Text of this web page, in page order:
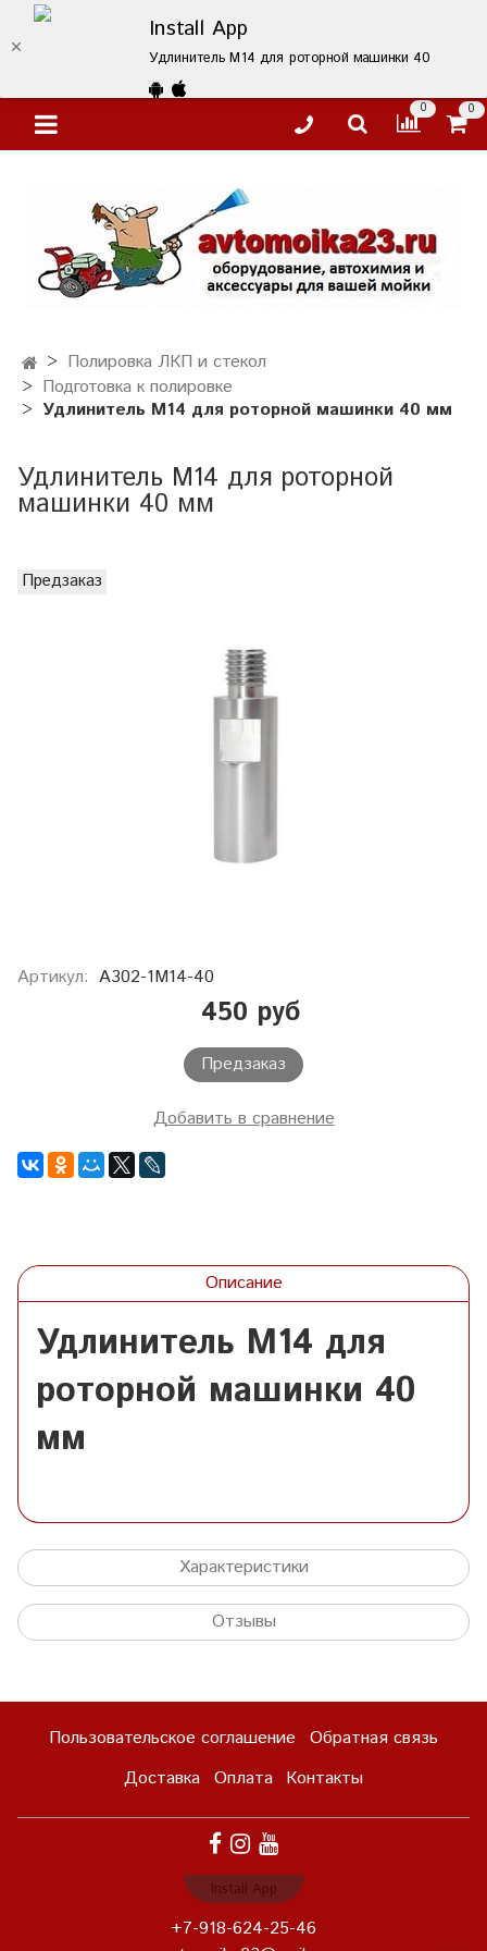
Install App
Удлинитель M14 для роторной машинки 40 мм –
0 0
Полировка ЛКП и стекол
Подготовка к полировке
Удлинитель M14 для роторной машинки 40 мм
Удлинитель M14 для роторной
машинки 40 мм
Предзаказ
Артикул: A302-1M14-40
450 руб
Предзаказ
Добавить в сравнение
Описание
Удлинитель M14 для
роторной машинки 40
мм
Характеристики
Отзывы
Пользовательское соглашение Обратная связь
Доставка Оплата Контакты
+7-918-624-25-46
Install App